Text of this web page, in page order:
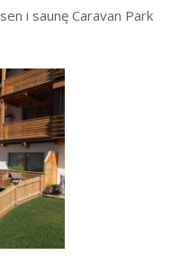
i saunę Caravan Park